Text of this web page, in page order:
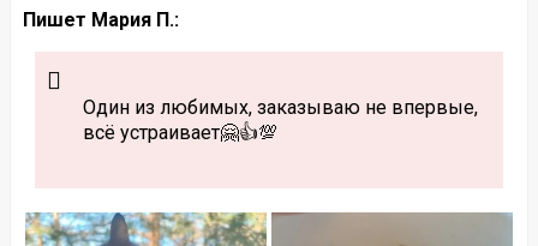
Пишет Мария П.:
Один из любимых, заказываю не впервые,
всё устраивает🤗👍💯